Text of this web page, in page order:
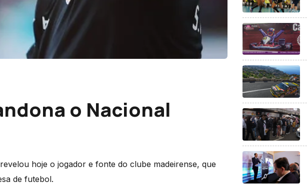
o Nacional
hoje o jogador e fonte do clube madeirense, que
de futebol.